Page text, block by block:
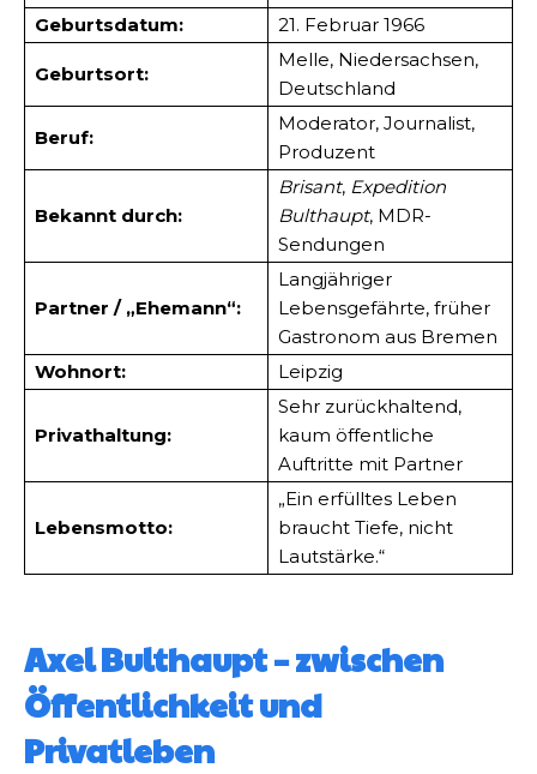
Geburtsdatum:
21. Februar 1966
Geburtsort:
Melle, Niedersachsen,
Deutschland
Beruf:
Moderator, Journalist,
Produzent
Bekannt durch:
Brisant, Expedition
Bulthaupt, MDR-
Sendungen
Partner / „Ehemann“:
Langjähriger
Lebensgefährte, früher
Gastronom aus Bremen
Wohnort:
Leipzig
Privathaltung:
Sehr zurückhaltend,
kaum öffentliche
Auftritte mit Partner
Lebensmotto:
„Ein erfülltes Leben
braucht Tiefe, nicht
Lautstärke.“
Axel Bulthaupt – zwischen
Öffentlichkeit und
Privatleben